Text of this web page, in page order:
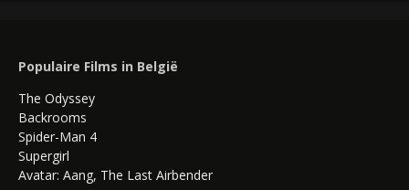
Populaire Films in België
The Odyssey
Backrooms
Spider-Man 4
Supergirl
Avatar: Aang, The Last Airbender